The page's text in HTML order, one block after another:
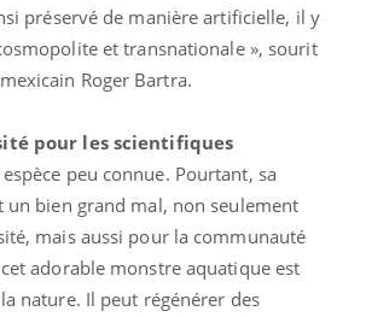
préservé de manière artificielle, il y
et transnationale », sourit
Roger Bartra.
pour les scientifiques
peu connue. Pourtant, sa
un bien grand mal, non seulement
mais aussi pour la communauté
adorable monstre aquatique est
nature. Il peut régénérer des